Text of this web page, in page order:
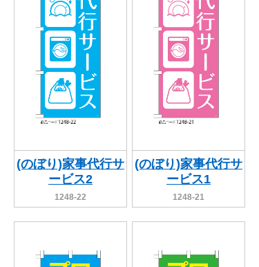
(のぼり)家事代行サ
ービス2
1248-22
(のぼり)家事代行サ
ービス1
1248-21